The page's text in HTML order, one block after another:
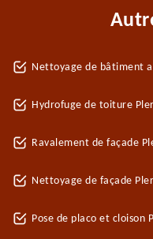
Nettoyage de bâtiment
Hydrofuge de toiture
Ravalement de façade
Nettoyage de façade
Pose de placo et cloison